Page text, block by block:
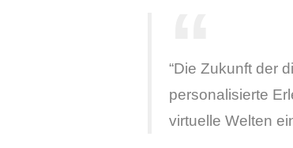
“Die Zukunft der
personalisierte
virtuelle Welten